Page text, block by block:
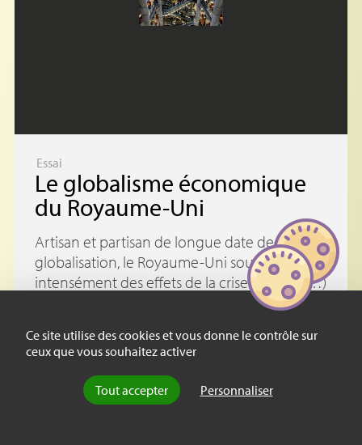
Ce site utilise des cookies et vous donne le contrôle sur
ceux que vous souhaitez activer
Tout accepter Personnaliser
Essai
Le globalisme économique
du Royaume-Uni
Artisan et partisan de longue date de la
globalisation, le Royaume-Uni souffre plus
intensément des effets de la crise. Malgré (…)